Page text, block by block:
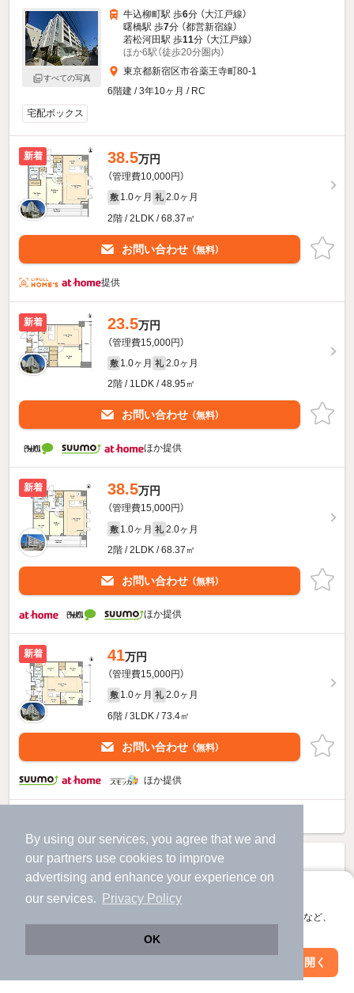
By using our services, you agree that we and
our partners use cookies to improve
advertising and enhance your experience on
our services.
Privacy Policy
OK
アプリに切り替えて、サクサクお部屋探し
会員登録なしですぐ使える。マップ検索やお気に入り保存など、
アプリを開く
すべての写真
牛込柳町駅 歩6分 （大江戸線）
曙橋駅 歩7分 （都営新宿線）
若松河田駅 歩11分 （大江戸線）
ほか6駅（徒歩20分圏内）
東京都新宿区市谷薬王寺町80-1
6階建 / 3年10ヶ月 / RC
宅配ボックス
新着 38.5万円
（管理費10,000円）
敷 1.0ヶ月 礼 2.0ヶ月
2階 / 2LDK / 68.37㎡
お問い合わせ （無料）
提供
新着 23.5万円
（管理費15,000円）
敷 1.0ヶ月 礼 2.0ヶ月
2階 / 1LDK / 48.95㎡
お問い合わせ （無料）
ほか提供
新着 38.5万円
（管理費15,000円）
敷 1.0ヶ月 礼 2.0ヶ月
2階 / 2LDK / 68.37㎡
お問い合わせ （無料）
ほか提供
新着 41万円
（管理費15,000円）
敷 1.0ヶ月 礼 2.0ヶ月
6階 / 3LDK / 73.4㎡
お問い合わせ （無料）
ほか提供
絞り込み条件を変更